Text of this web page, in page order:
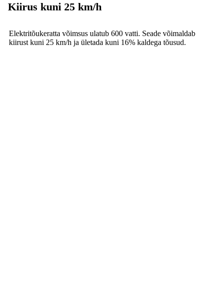
Kiirus kuni 25 km/h
Elektritõukeratta võimsus ulatub 600 vatti. Seade võimaldab
kiirust kuni 25 km/h ja ületada kuni 16% kaldega tõusud.